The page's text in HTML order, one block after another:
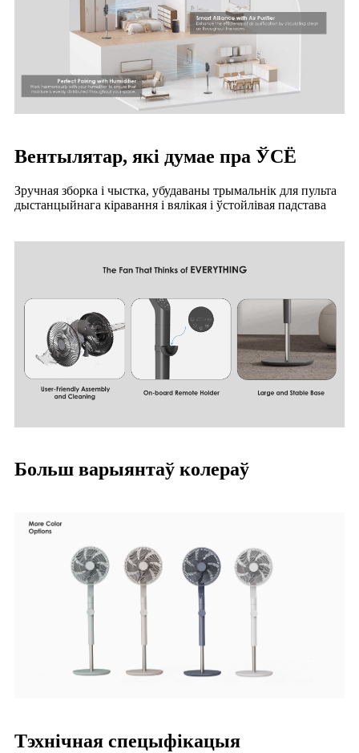
Вентылятар, які думае пра ЎСЁ
Зручная зборка і чыстка, убудаваны трымальнік для пульта
дыстанцыйнага кіравання і вялікая і ўстойлівая падстава
Больш варыянтаў колераў
Тэхнічная спецыфікацыя